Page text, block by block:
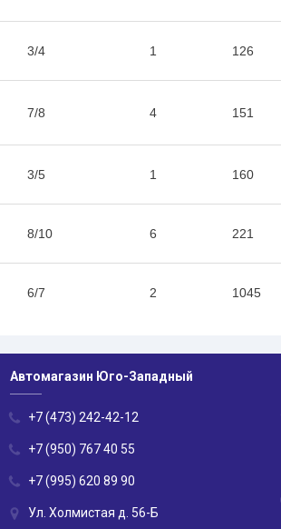
3/4 1 126
7/8 4 151
3/5 1 160
8/10 6 221
6/7 2 1045
Автомагазин Юго-Западный
+7 (473) 242-42-12
+7 (950) 767 40 55
+7 (995) 620 89 90
Ул. Холмистая д. 56-Б